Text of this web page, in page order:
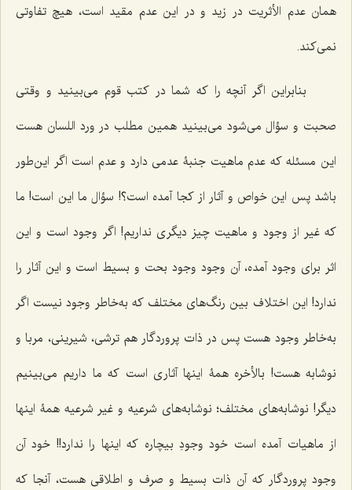
همان عدم الأثریت در زید و در این عدم مقید است، هیچ تفاوتی‌
نمی‌کند.
بنابراین اگر آنچه را که شما در کتب قوم‌ می‌بینید و وقتی
صحبت‌ و سؤال‌ می‌شود‌ می‌بینید همین مطلب در ورد اللسان هست
این مسئله که عدم ماهیت جنبۀ عدمی دارد و عدم است اگر این‌طور
باشد پس این خواص و آثار از کجا آمده است؟! سؤال ما این است! ما
که غیر از وجود و ماهیت چیز دیگری نداریم! اگر وجود است و این
اثر برای وجود آمده، آن وجود وجود بحت و بسیط است و این آثار را
ندارد! این اختلاف بین رنگ‌های مختلف که به‌خاطر وجود نیست اگر
به‌خاطر وجود هست پس در ذات پروردگار هم ترشی، شیرینی، مربا و
نوشابه هست! بالأخره همۀ اینها آثاری است که ما داریم‌ می‌بینیم
دیگر! نوشابه‌های مختلف؛ نوشابه‌های شرعیه و غیر شرعیه همۀ اینها
از ماهیات آمده است خود وجودِ بیچاره که اینها را ندارد!! خود آن
وجود پروردگار که آن ذات بسیط و صرف و اطلاقی هست، آنجا که